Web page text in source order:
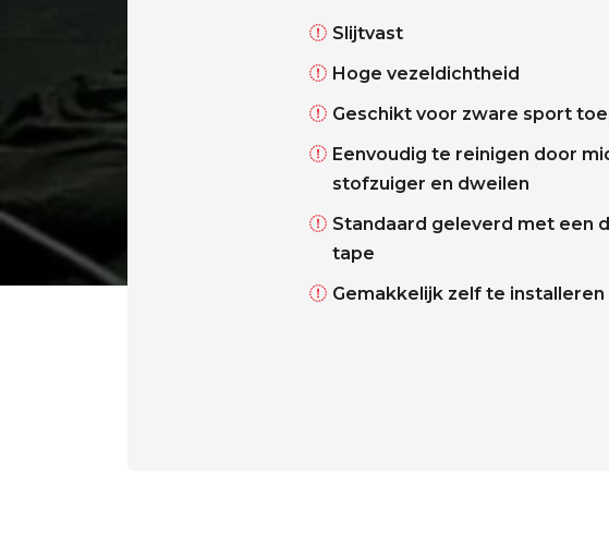
Slijtvast
Hoge vezeldichtheid
Geschikt voor zware sport
Eenvoudig te reinigen door
stofzuiger en dweilen
Standaard geleverd met een
tape
Gemakkelijk zelf te installeren